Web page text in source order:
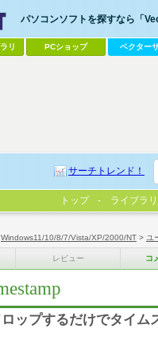
Windows11/10/8/7/Vista/XP/2000/NT > ユ
レビュー コ
ロップするだけでタイム
パソコンソフトを探すなら「
リ PCショップ ベクター
サーチトレンド！
トップ ライブラリ